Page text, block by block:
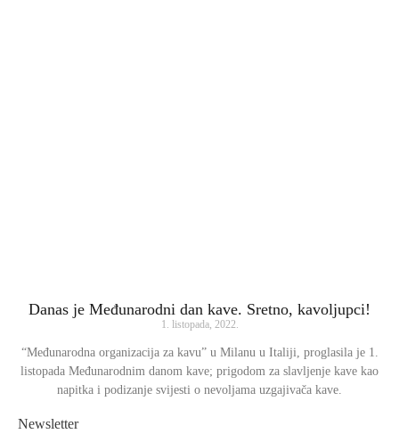
Danas je Međunarodni dan kave. Sretno, kavoljupci!
1. listopada, 2022.
“Međunarodna organizacija za kavu” u Milanu u Italiji, proglasila je 1.
listopada Međunarodnim danom kave; prigodom za slavljenje kave kao
napitka i podizanje svijesti o nevoljama uzgajivača kave.
Newsletter